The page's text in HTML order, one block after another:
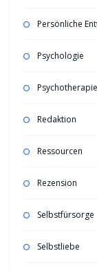
Persönliche
Psychologie
Psychotherapie
Redaktion
Ressourcen
Rezension
Selbstfürsorge
Selbstliebe